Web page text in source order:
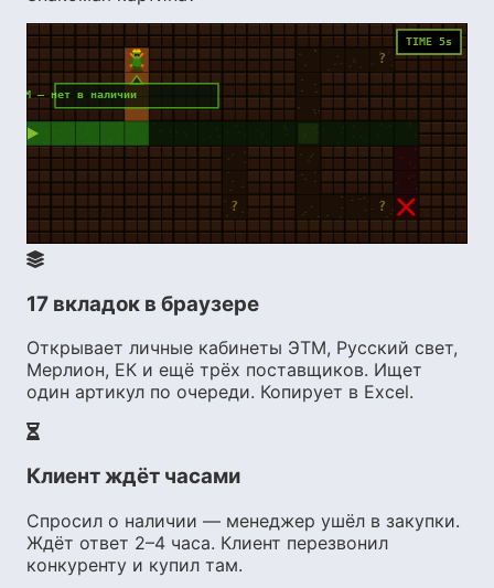
17 вкладок в браузере
Открывает личные кабинеты ЭТМ, Русский свет,
Мерлион, ЕК и ещё трёх поставщиков. Ищет
один артикул по очереди. Копирует в Excel.
Клиент ждёт часами
Спросил о наличии — менеджер ушёл в закупки.
Ждёт ответ 2–4 часа. Клиент перезвонил
конкуренту и купил там.